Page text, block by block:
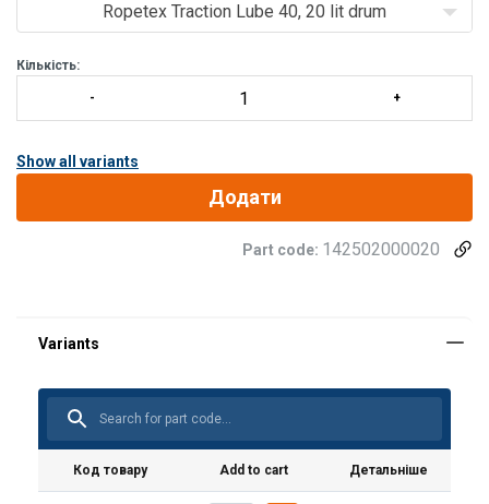
Ropetex Traction Lube 40, 20 lit drum
Кількість:
Show all variants
Додати
Part code: 142502000020
Код товару Add to cart Детальніше